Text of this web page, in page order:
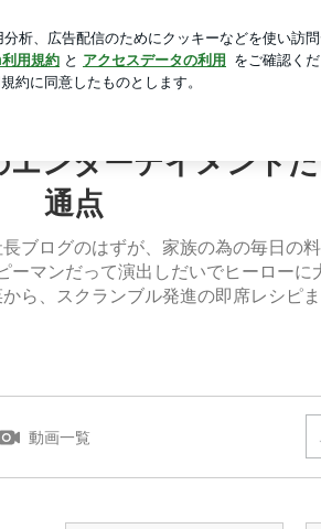
トだ」料理一皿と映像作品の共通点
ログ
ンターテイメント
通点
ブログのはずが、家族の為の毎日の
ーマンだって演出しだいでヒーローに
ら、スクランブル発進の即席レシピ
動画一覧